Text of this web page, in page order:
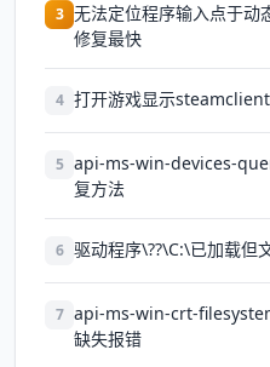
3 无法定位程序输入点于
修复最快
4 打开游戏显示
5 api-ms-win-devices-
复方法
6 驱动程序\??\C:\已加载但
7 api-ms-win-crt-
缺失报错